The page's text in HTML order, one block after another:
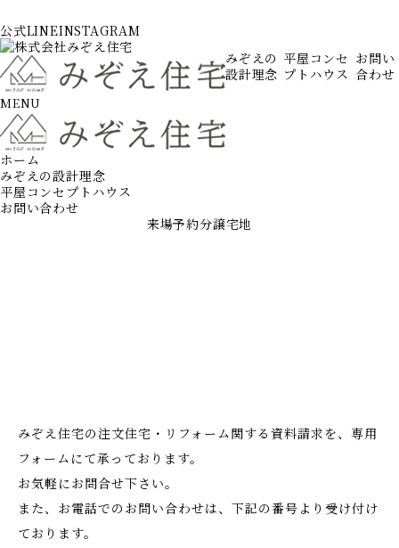
公式LINEINSTAGRAM
みぞえの
設計理念
平屋コンセ
プトハウス
お問い
合わせ
MENU
ホーム
みぞえの設計理念
平屋コンセプトハウス
お問い合わせ
来場予約分譲宅地
資料請求
みぞえ住宅の注文住宅・リフォーム関する資料請求を、専用
フォームにて承っております。
お気軽にお問合せ下さい。
また、お電話でのお問い合わせは、下記の番号より受け付け
ております。